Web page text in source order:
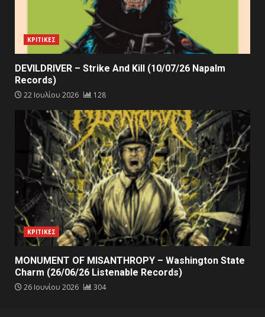
ΚΡΙΤΙΚΕΣ
DEVILDRIVER – Strike And Kill (10/07/26 Napalm
Records)
22 Ιουλίου 2026 128
ΚΡΙΤΙΚΕΣ
MONUMENT OF MISANTHROPY – Washington State
Charm (26/06/26 Listenable Records)
26 Ιουνίου 2026 304